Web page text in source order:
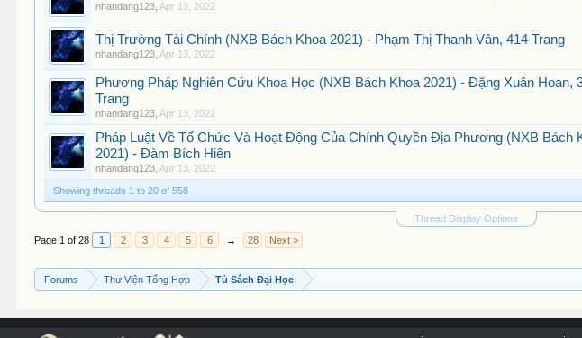
nhandang123 Apr 13, 2022
Thị Trường Tài Chính (NXB Bách Khoa 2021) - Phạm Thị Thanh Vân, 414 Trang
nhandang123 Apr 13, 2022
Phương Pháp Nghiên Cứu Khoa Học (NXB Bách Khoa 2021) - Đặng Xuân Hoan,
Trang
nhandang123 Apr 13, 2022
Pháp Luật Về Tổ Chức Và Hoạt Động Của Chính Quyền Địa Phương (NXB Bách
2021) - Đàm Bích Hiên
nhandang123 Apr 13, 2022
Showing threads 1 to 20 of 558
Thread Display Options
Page 1 of 28 1 2 3 4 5 6 → 28 Next >
Forums Thư Viện Tổng Hợp Tủ Sách Đại Học